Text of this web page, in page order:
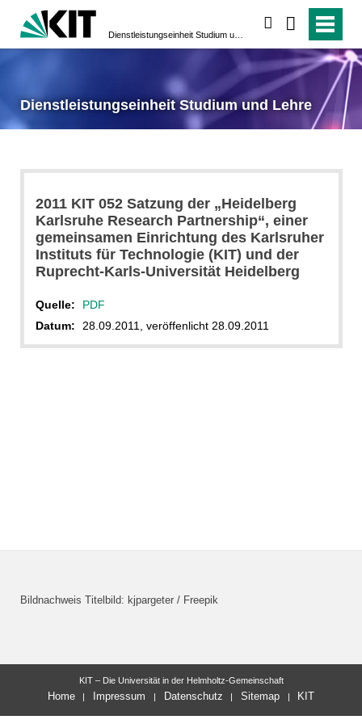
Dienstleistungseinheit Studium und Lehre
2011 KIT 052 Satzung der „Heidelberg
Karlsruhe Research Partnership“, einer
gemeinsamen Einrichtung des Karlsruher
Instituts für Technologie (KIT) und der
Ruprecht-Karls-Universität Heidelberg
Quelle:
PDF
Datum:
28.09.2011, veröffenlicht 28.09.2011
Bildnachweis Titelbild: kjpargeter / Freepik
KIT – Die Universität in der Helmholtz-Gemeinschaft
Home Impressum Datenschutz Sitemap KIT